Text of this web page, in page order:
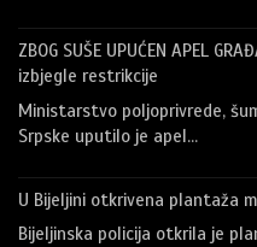
ZBOG SUŠE UPUĆEN APEL
izbjegle restrikcije
Ministarstvo poljoprivrede,
Srpske uputilo je apel…
U Bijeljini otkrivena plantaža
Bijeljinska policija otkrila je